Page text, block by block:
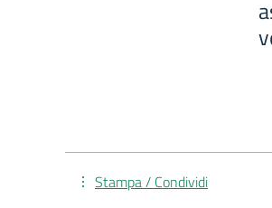
Stampa / Condividi